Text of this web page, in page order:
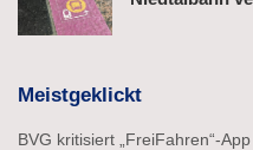
Meistgeklickt
BVG kritisiert „FreiFahren“-